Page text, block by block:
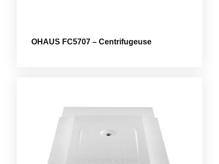
OHAUS FC5707 – Centrifugeuse